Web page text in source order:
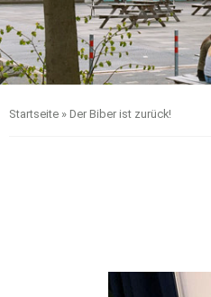
Startseite » Der Biber ist zurück!